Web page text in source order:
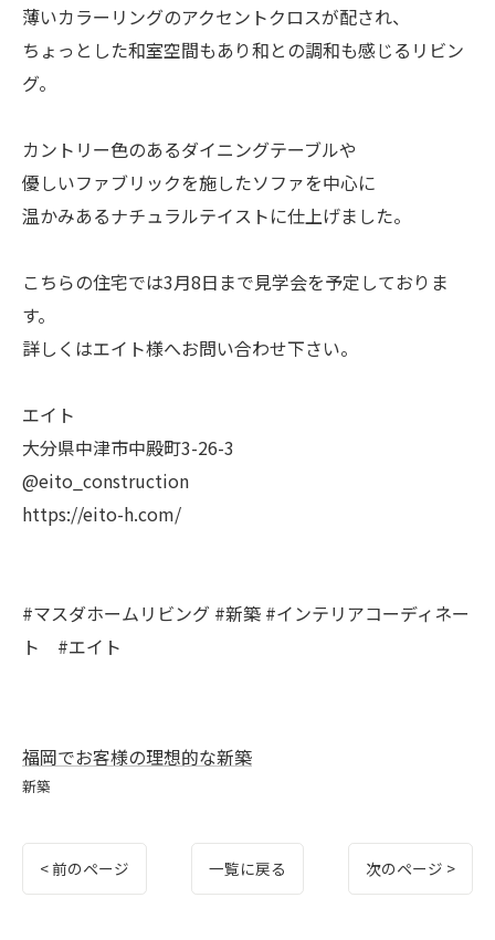
薄いカラーリングのアクセントクロスが配され、
ちょっとした和室空間もあり和との調和も感じるリビン
グ。
カントリー色のあるダイニングテーブルや
優しいファブリックを施したソファを中心に
温かみあるナチュラルテイストに仕上げました。
こちらの住宅では3月8日まで見学会を予定しておりま
す。
詳しくはエイト様へお問い合わせ下さい。
エイト
大分県中津市中殿町3-26-3
@eito_construction
https://eito-h.com/
#マスダホームリビング #新築 #インテリアコーディネー
ト #エイト
福岡でお客様の理想的な新築
新築
< 前のページ 一覧に戻る 次のページ >